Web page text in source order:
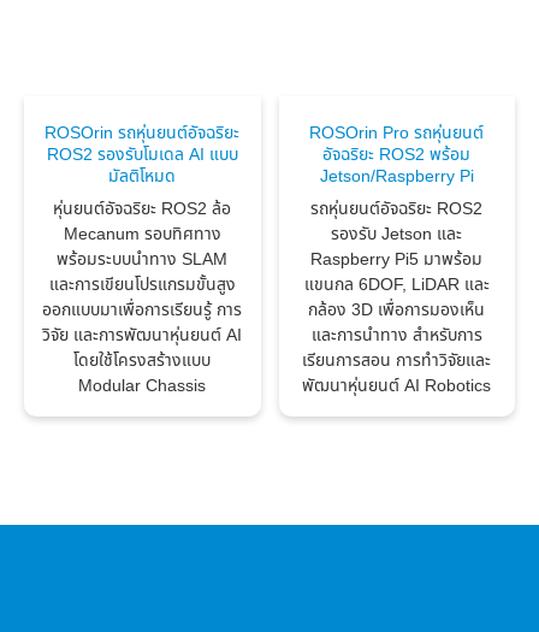
ROSOrin รถหุ่นยนต์อัจฉริยะ
ROS2 รองรับโมเดล AI แบบ
มัลติโหมด
หุ่นยนต์อัจฉริยะ ROS2 ล้อ
Mecanum รอบทิศทาง
พร้อมระบบนำทาง SLAM
และการเขียนโปรแกรมขั้นสูง
ออกแบบมาเพื่อการเรียนรู้ การ
วิจัย และการพัฒนาหุ่นยนต์ AI
โดยใช้โครงสร้างแบบ
Modular Chassis
ROSOrin Pro รถหุ่นยนต์
อัจฉริยะ ROS2 พร้อม
Jetson/Raspberry Pi
รถหุ่นยนต์อัจฉริยะ ROS2
รองรับ Jetson และ
Raspberry Pi5 มาพร้อม
แขนกล 6DOF, LiDAR และ
กล้อง 3D เพื่อการมองเห็น
และการนำทาง สำหรับการ
เรียนการสอน การทำวิจัยและ
พัฒนาหุ่นยนต์ AI Robotics